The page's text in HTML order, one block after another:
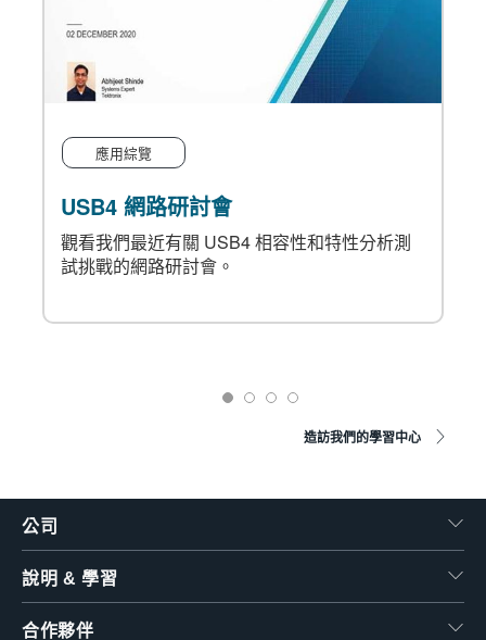
應用綜覽
USB4 網路研討會
觀看我們最近有關 USB4 相容性和特性分析測
試挑戰的網路研討會。
造訪我們的學習中心
公司
說明 & 學習
合作夥伴